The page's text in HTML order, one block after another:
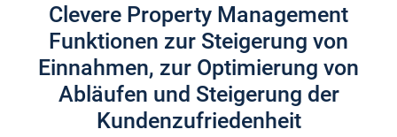
Clevere Property Management
Funktionen zur Steigerung von
Einnahmen, zur Optimierung von
Abläufen und Steigerung der
Kundenzufriedenheit